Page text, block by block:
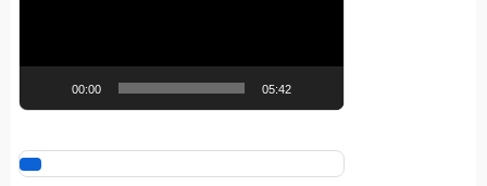
00:00 05:42